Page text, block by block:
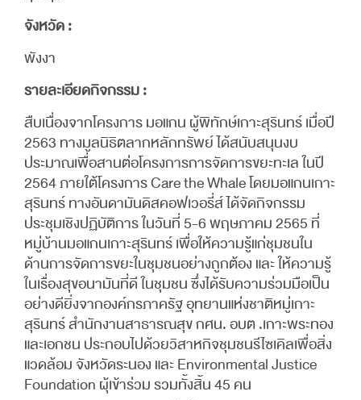
จังหวัด :
พังงา
รายละเอียดกิจกรรม :
สืบเนื่องจากโครงการ มอแกน ผู้พิทักษ์เกาะสุรินทร์ เมื่อปี
2563 ทางมูลนิธิตลากหลักทรัพย์ ได้สนับสนุนงบ
ประมาณเพื่อสานต่อโครงการการจัดการขยะทะเล ในปี
2564 ภายใต้โครงการ Care the Whale โดยมอแกนเกาะ
สุรินทร์ ทางอันดามันดิสคอฟเวอรี่ส์ ได้จัดกิจกรรม
ประชุมเชิงปฏิบัติการ ในวันที่ 5-6 พฤษภาคม 2565 ที่
หมู่บ้านมอแกนเกาะสุรินทร์ เพื่อให้ความรู้แก่ชุมชนใน
ด้านการจัดการขยะในชุมชนอย่างถูกต้อง และ ให้ความรู้
ในเรื่องสุขอนามันที่ดี ในชุมชน ซึ่งได้รับความร่วมมือเป็น
อย่างดียิ่งจากองค์กรภาครัฐ อุทยานแห่งชาติหมู่เกาะ
สุรินทร์ สำนักงานสาธารณสุข กศน. อบต .เกาะพระทอง
และเอกชน ประกอบไปด้วยวิสาหกิจชุมชนรีไซเคิลเพื่อสิ่ง
แวดล้อม จังหวัดระนอง และ Environmental Justice
Foundation ผุ้เข้าร่วม รวมทั้งสิ้น 45 คน